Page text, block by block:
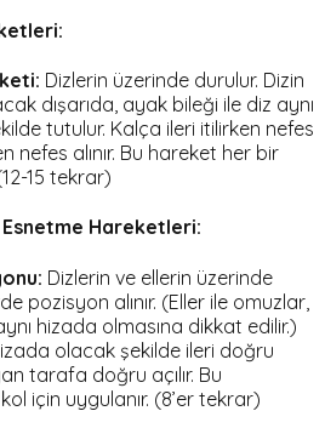
Dizlerin üzerinde durulur. Dizin
dışarıda, ayak bileği ile diz aynı
tutulur. Kalça ileri itilirken nefes
nefes alınır. Bu hareket her bir
15 tekrar)
Esnetme Hareketleri:
Dizlerin ve ellerin üzerinde
pozisyon alınır. (Eller ile omuzlar,
hizada olmasına dikkat edilir.)
olacak şekilde ileri doğru
tarafa doğru açılır. Bu
için uygulanır. (8’er tekrar)